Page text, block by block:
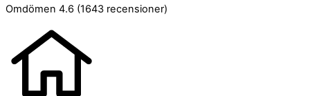
Omdömen 4.6 (1643 recensioner)